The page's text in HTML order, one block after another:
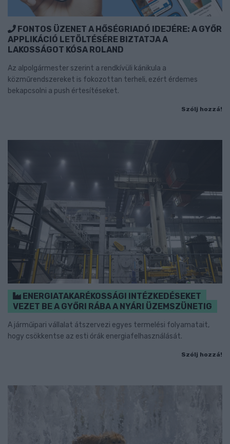
FONTOS ÜZENET A HŐSÉGRIADÓ IDEJÉRE: A GYŐR
APPLIKÁCIÓ LETÖLTÉSÉRE BIZTATJA A
LAKOSSÁGOT KÓSA ROLAND
Az alpolgármester szerint a rendkívüli kánikula a
közműrendszereket is fokozottan terheli, ezért érdemes
bekapcsolni a push értesítéseket.
Szólj hozzá!
ENERGIATAKARÉKOSSÁGI INTÉZKEDÉSEKET
VEZET BE A GYŐRI RÁBA A NYÁRI ÜZEMSZÜNETIG
A járműipari vállalat átszervezi egyes termelési folyamatait,
hogy csökkentse az esti órák energiafelhasználását.
Szólj hozzá!